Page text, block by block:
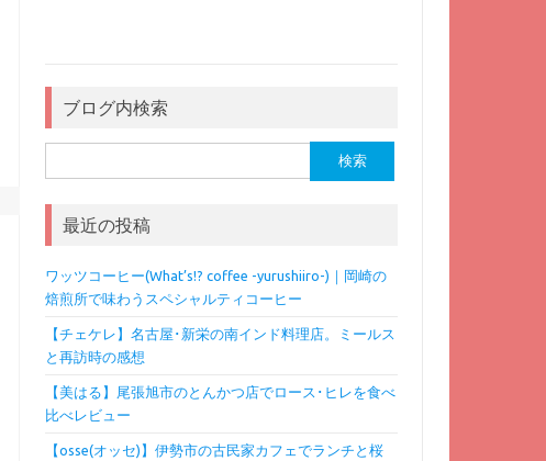
ブログ内検索
索:
最近の投稿
ワッツコーヒー(What’s!? coffee -yurushiiro-)｜岡崎の
焙煎所で味わうスペシャルティコーヒー
【チェケレ】名古屋･新栄の南インド料理店。ミールス
と再訪時の感想
【美はる】尾張旭市のとんかつ店でロース･ヒレを食べ
比べレビュー
【osse(オッセ)】伊勢市の古民家カフェでランチと桜